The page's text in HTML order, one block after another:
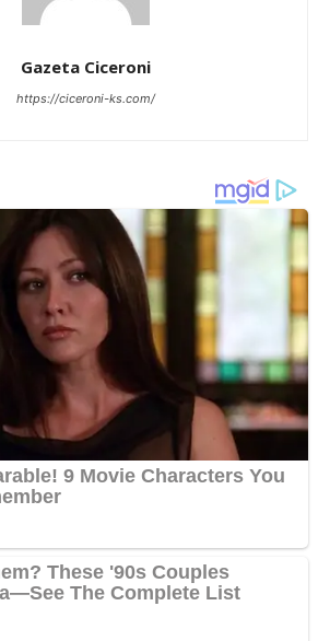
Gazeta Ciceroni
https://ciceroni-ks.com/